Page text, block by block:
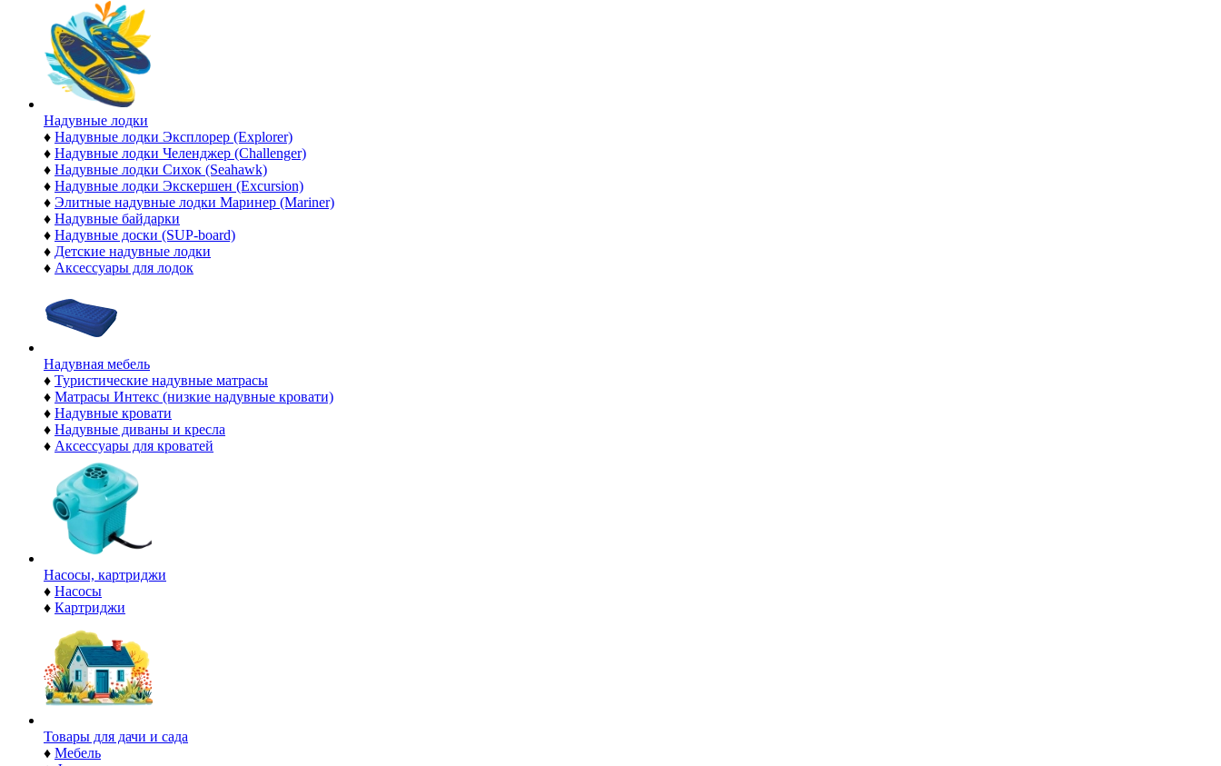
Надувные лодки
♦ Надувные лодки Эксплорер (Explorer)
♦ Надувные лодки Челенджер (Challenger)
♦ Надувные лодки Сихок (Seahawk)
♦ Надувные лодки Экскершен (Excursion)
♦ Элитные надувные лодки Маринер (Mariner)
♦ Надувные байдарки
♦ Надувные доски (SUP-board)
♦ Детские надувные лодки
♦ Аксессуары для лодок
Надувная мебель
♦ Туристические надувные матрасы
♦ Матрасы Интекс (низкие надувные кровати)
♦ Надувные кровати
♦ Надувные диваны и кресла
♦ Аксессуары для кроватей
Насосы, картриджи
♦ Насосы
♦ Картриджи
Товары для дачи и сада
♦ Мебель